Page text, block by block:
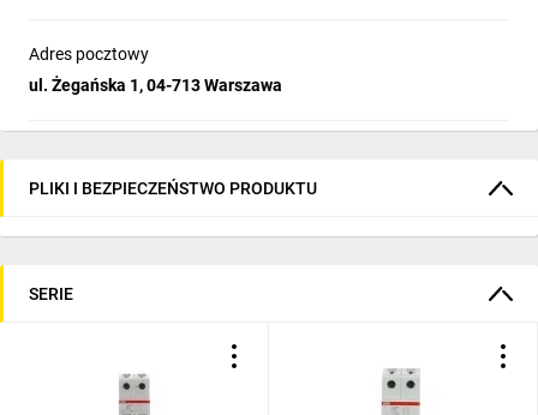
Adres pocztowy
ul. Żegańska 1, 04-713 Warszawa
PLIKI I BEZPIECZEŃSTWO PRODUKTU
SERIE